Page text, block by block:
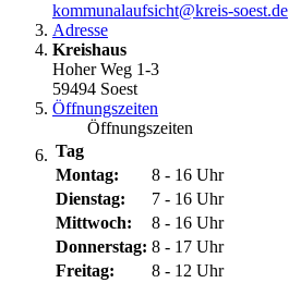
kommunalaufsicht@​kreis-soest.de
Adresse
Kreishaus
Hoher Weg 1-3
59494 Soest
Öffnungszeiten
Öffnungszeiten
Tag
Montag:
8 - 16 Uhr
Dienstag:
7 - 16 Uhr
Mittwoch:
8 - 16 Uhr
Donnerstag: 8 - 17 Uhr
Freitag:
8 - 12 Uhr